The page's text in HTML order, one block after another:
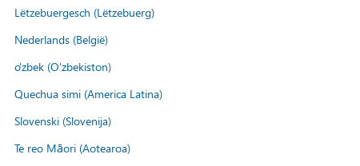
Lëtzebuergesch (Lëtzebuerg)
Nederlands (België)
o'zbek (O'zbekiston)
Quechua simi (America Latina)
Slovenski (Slovenija)
Te reo Māori (Aotearoa)